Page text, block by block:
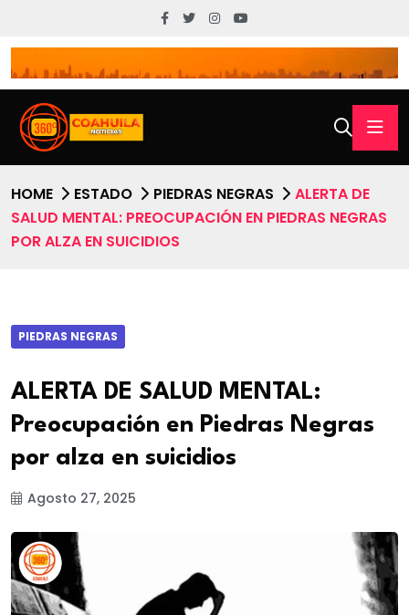
HOME ESTADO PIEDRAS NEGRAS
ALERTA DE
SALUD MENTAL: PREOCUPACIÓN EN PIEDRAS NEGRAS
POR ALZA EN SUICIDIOS
PIEDRAS NEGRAS
ALERTA DE SALUD MENTAL:
Preocupación en Piedras Negras
por alza en suicidios
Agosto 27, 2025